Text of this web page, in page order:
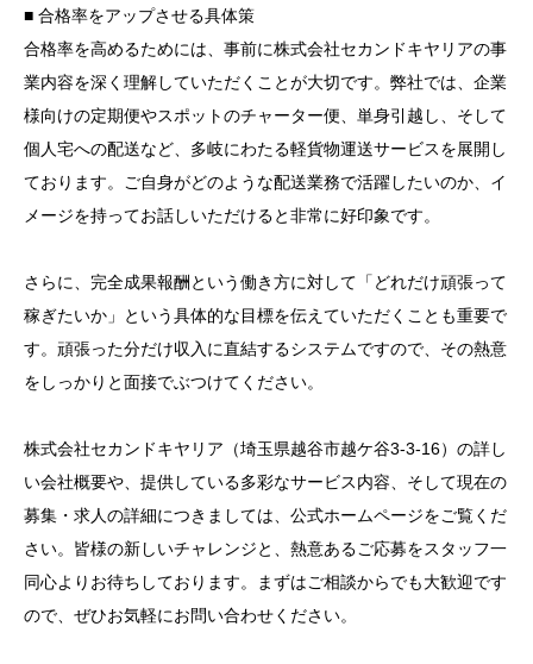
■ 合格率をアップさせる具体策
合格率を高めるためには、事前に株式会社セカンドキヤリアの事
業内容を深く理解していただくことが大切です。弊社では、企業
様向けの定期便やスポットのチャーター便、単身引越し、そして
個人宅への配送など、多岐にわたる軽貨物運送サービスを展開し
ております。ご自身がどのような配送業務で活躍したいのか、イ
メージを持ってお話しいただけると非常に好印象です。
さらに、完全成果報酬という働き方に対して「どれだけ頑張って
稼ぎたいか」という具体的な目標を伝えていただくことも重要で
す。頑張った分だけ収入に直結するシステムですので、その熱意
をしっかりと面接でぶつけてください。
株式会社セカンドキヤリア（埼玉県越谷市越ケ谷3-3-16）の詳し
い会社概要や、提供している多彩なサービス内容、そして現在の
募集・求人の詳細につきましては、公式ホームページをご覧くだ
さい。皆様の新しいチャレンジと、熱意あるご応募をスタッフ一
同心よりお待ちしております。まずはご相談からでも大歓迎です
ので、ぜひお気軽にお問い合わせください。